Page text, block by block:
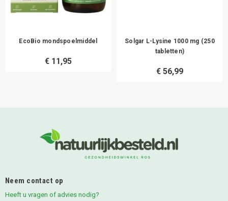
EcoBio mondspoelmiddel
€ 11,95
Solgar L-Lysine 1000 mg (250
tabletten)
€ 56,99
Neem contact op
Heeft u vragen of advies nodig?